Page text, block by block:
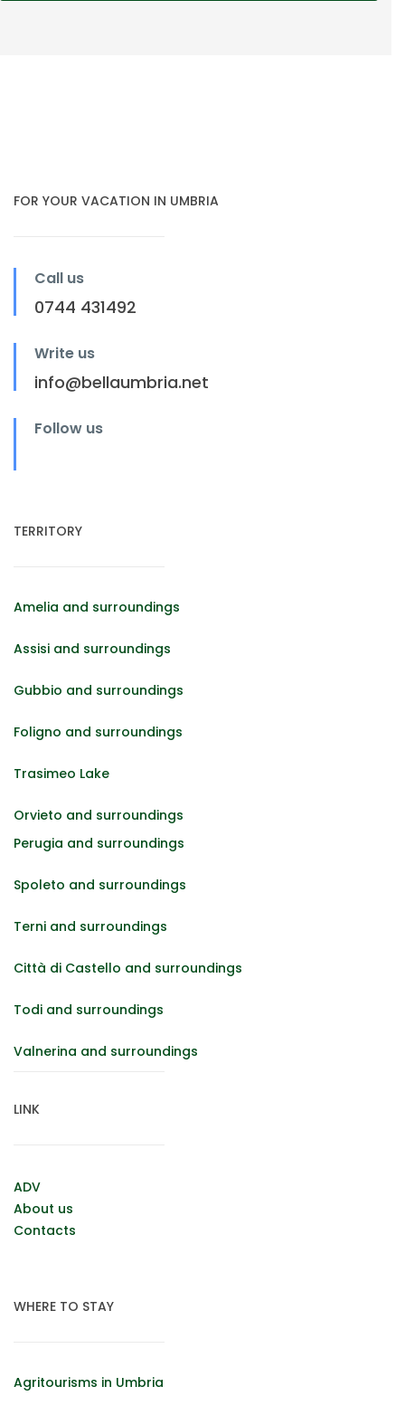
FOR YOUR VACATION IN UMBRIA
Call us
0744 431492
Write us
info@bellaumbria.net
Follow us
TERRITORY
Amelia and surroundings
Assisi and surroundings
Gubbio and surroundings
Foligno and surroundings
Trasimeo Lake
Orvieto and surroundings
Perugia and surroundings
Spoleto and surroundings
Terni and surroundings
Città di Castello and surroundings
Todi and surroundings
Valnerina and surroundings
LINK
ADV
About us
Contacts
WHERE TO STAY
Agritourisms in Umbria